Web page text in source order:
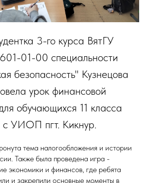
3-го курса ВятГУ
01-00 специальности
безопасность" Кузнецова
урок финансовой
обучающихся 11 класса
УИОП пгт. Кикнур.
тема налогообложения и истории
Также была проведена игра -
экономики и финансов, где ребята
и закрепили основные моменты в